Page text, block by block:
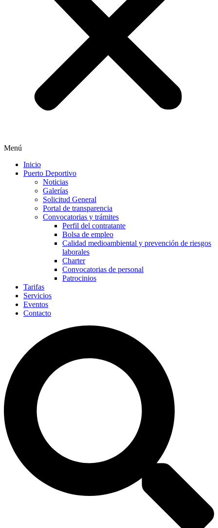
Menú
Inicio
Puerto Deportivo
Noticias
Galerías
Solicitud General
Portal de transparencia
Convocatorias y trámites
Perfil del contratante
Bolsa de empleo
Calidad medioambiental y prevención de riesgos
laborales
Charter
Convocatorias de personal
Patrocinios
Tarifas
Servicios
Eventos
Contacto